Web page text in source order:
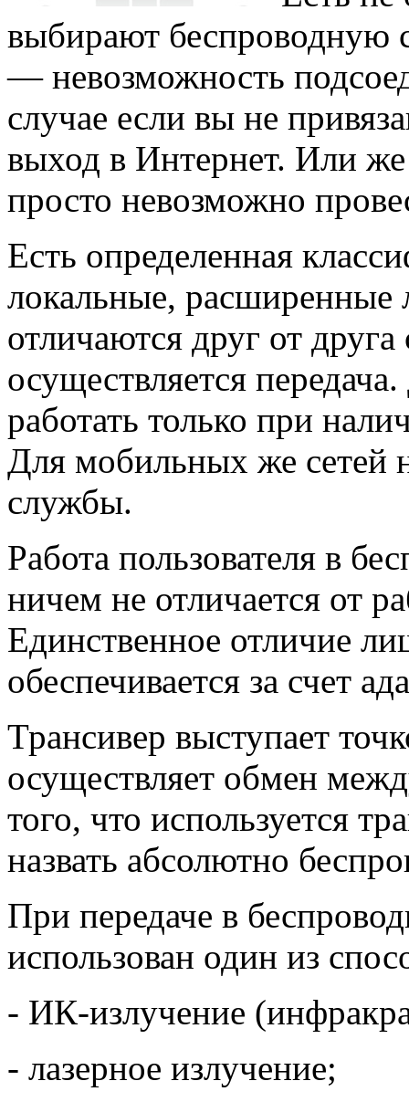
выбирают беспроводную
— невозможность
случае если вы не
выход в Интернет. Или же
просто невозможно
Есть определенная
локальные,
отличаются друг от
осуществляется
работать только при
Для мобильных же сетей
службы.
Работа пользователя в
ничем не отличается от
Единственное отличие
обеспечивается за счет
Трансивер выступает
осуществляет обмен
того, что используется
назвать абсолютно
При передаче в
использован один из
- ИК-излучение
- лазерное излучение;